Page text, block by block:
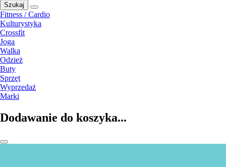
Szukaj
Fitness / Cardio
Kulturystyka
Crossfit
Joga
Walka
Odzież
Buty
Sprzęt
Wyprzedaż
Marki
Dodawanie do koszyka...